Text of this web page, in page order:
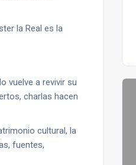
la Real es la
vuelve a revivir su
charlas hacen
cultural, la
fuentes,